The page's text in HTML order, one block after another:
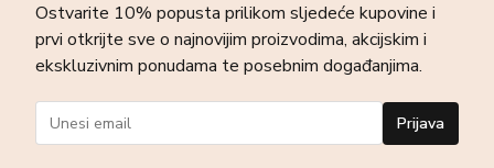
sve o najnovijim proizvodima, akcijskim i ekskluzivnim
ponudama te posebnim događanjima.
Prijava
Ostvarite 10% popusta prilikom sljedeće kupovine i
prvi otkrijte sve o najnovijim proizvodima, akcijskim i
ekskluzivnim ponudama te posebnim događanjima.
Prijava